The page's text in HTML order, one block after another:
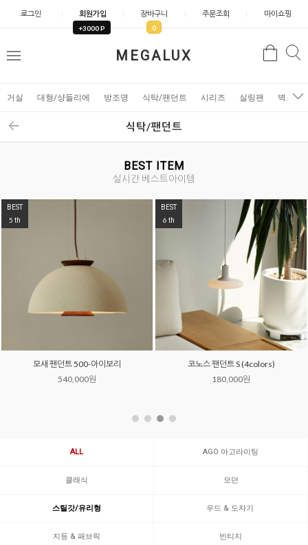
로그인 회원가입
+3000 P
장바구니
0
주문조회 마이쇼핑
MEGALUX
메
검
거실 대형/샹들리에 방조명 식탁/팬던트 시리즈 실링팬 벽조명
식탁/팬던트
BEST ITEM
실시간 베스트아이템
BEST
5 th
모새 팬던트 500-아이보리
540,000원
BEST
6 th
코노스 팬던트 S (4colors)
180,000원
ALL AGO 아고라이팅
클래식 모던
스틸갓/유리형 우드 & 도자기
지등 & 패브릭 빈티지